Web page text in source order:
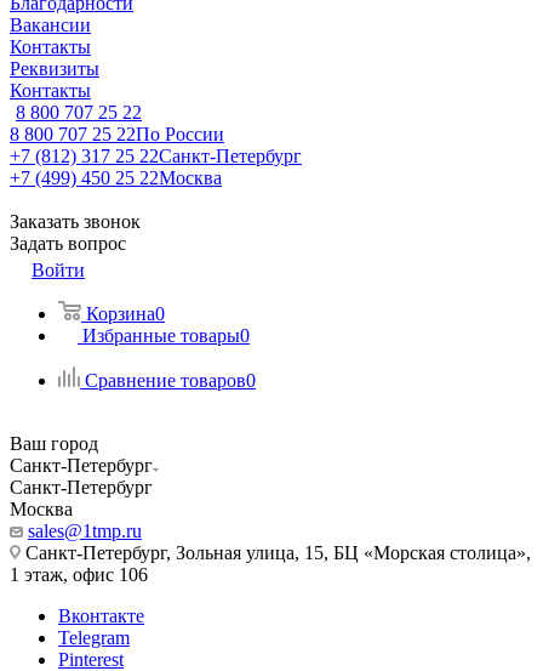
Вакансии
Контакты
Реквизиты
Контакты
8 800 707 25 22
8 800 707 25 22По России
+7 (812) 317 25 22Санкт-Петербург
+7 (499) 450 25 22Москва
Заказать звонок
Задать вопрос
Войти
Корзина0
Избранные товары0
Сравнение товаров0
Ваш город
Санкт-Петербург
Санкт-Петербург
Москва
sales@1tmp.ru
Санкт-Петербург, Зольная улица, 15, БЦ «Морская столица»,
1 этаж, офис 106
Вконтакте
Telegram
Pinterest